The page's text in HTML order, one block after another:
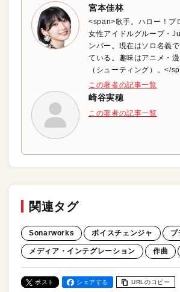
宮本佳林
<span>歌手。ハロー！プ
女性アイドルグループ・
ンバー。現在はソロ名義
ている。趣味はアニメ・
（シューティング）。</
この著者の記事一覧
崎谷実穂
この著者の記事一覧
関連タグ
Sonarworks ボイスチェンジャ プ
メディア・インテグレーション 作曲
ポスト シェアする URLのコピー